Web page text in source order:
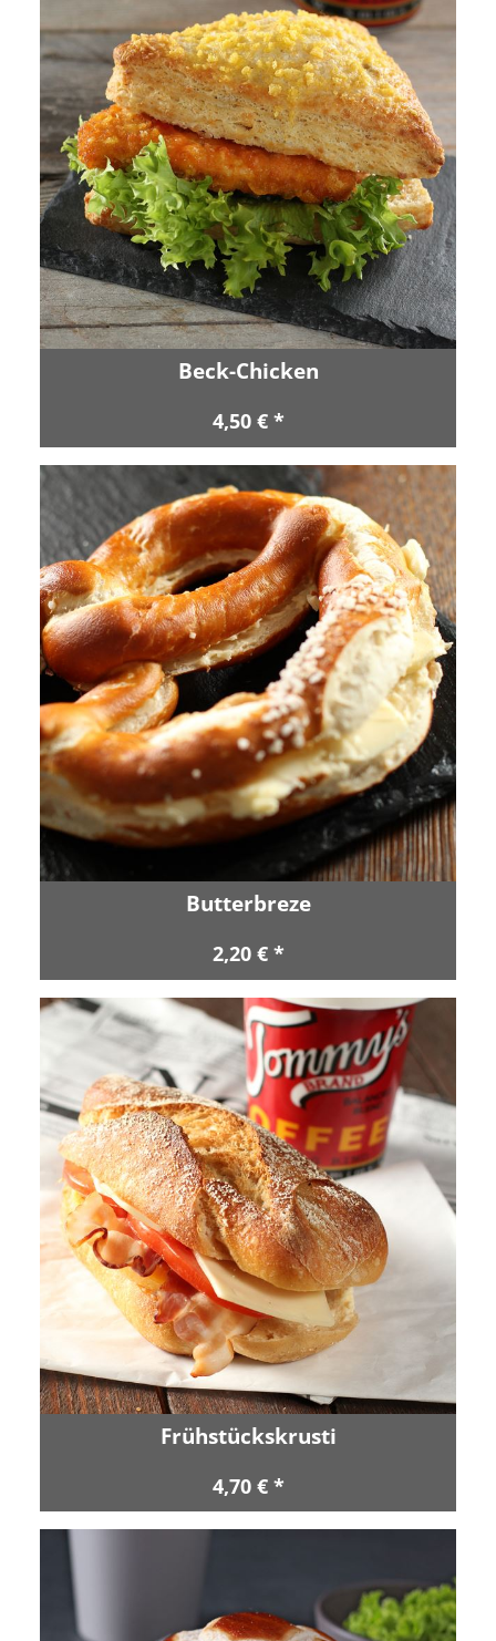
Beck-Chicken
4,50 € *
Butterbreze
2,20 € *
Frühstückskrusti
4,70 € *